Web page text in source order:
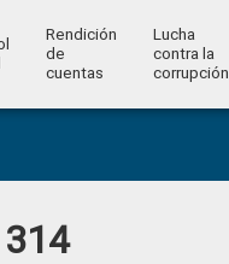
Rendición
de
cuentas
Lucha
contra la
corrupción
314